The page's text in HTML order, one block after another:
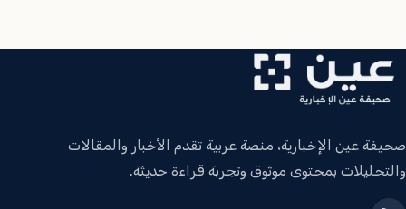
صحيفة عين الإخبارية، منصة عربية تقدم الأخبار والمقالات
والتحليلات بمحتوى موثوق وتجربة قراءة حديثة.